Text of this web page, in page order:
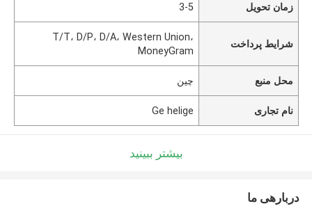
زمان تحویل 3-5
شرایط پرداخت
T/T، D/P، D/A، Western Union،
MoneyGram
محل منبع چین
نام تجاری Ge helige
بیشتر ببینید
دربارهی ما